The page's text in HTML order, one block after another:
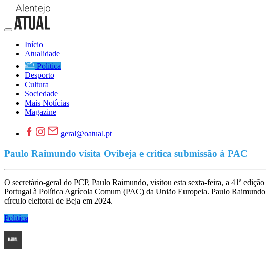
Início
Atualidade
Política
Desporto
Cultura
Sociedade
Mais Notícias
Magazine
geral@oatual.pt
Paulo Raimundo visita Ovibeja e critica submissão à PAC
O secretário-geral do PCP, Paulo Raimundo, visitou esta sexta-feira, a 41ª
Portugal à Política Agrícola Comum (PAC) da União Europeia. Paulo
círculo eleitoral de Beja em 2024.
Política